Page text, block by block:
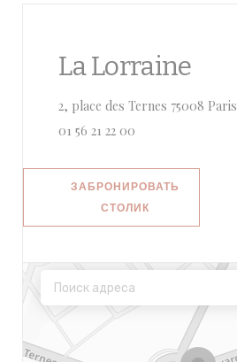
La Lorraine
2, place des Ternes 75008 Paris
01 56 21 22 00
ЗАБРОНИРОВАТЬ
СТОЛИК